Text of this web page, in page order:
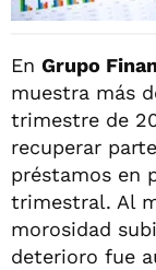
En Grupo
muestra más
trimestre de
recuperar
préstamos en
trimestral. Al
morosidad
deterioro fue